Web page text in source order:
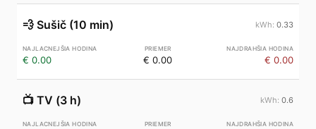
💨 Sušič (10 min) 0.33
€ 0.00 € 0.00 € 0.00
📺 TV (3 h) 0.6